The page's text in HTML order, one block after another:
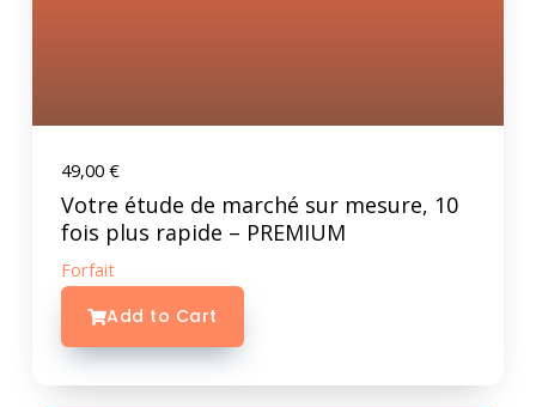
49,00 €
Votre étude de marché sur mesure, 10
fois plus rapide – PREMIUM
Forfait
Add to Cart